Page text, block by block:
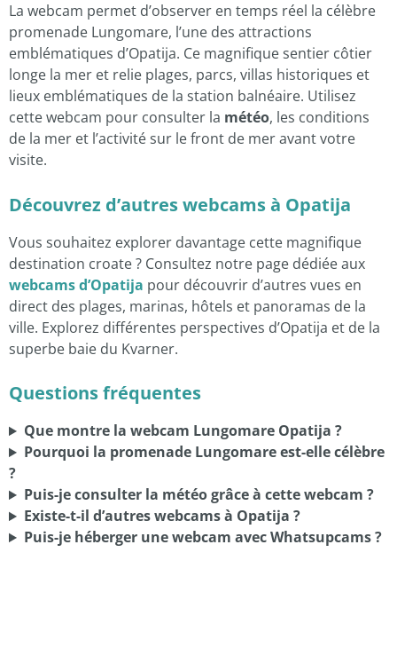
La webcam permet d’observer en temps réel la célèbre
promenade Lungomare, l’une des attractions
emblématiques d’Opatija. Ce magnifique sentier côtier
longe la mer et relie plages, parcs, villas historiques et
lieux emblématiques de la station balnéaire. Utilisez
cette webcam pour consulter la météo, les conditions
de la mer et l’activité sur le front de mer avant votre
visite.
Découvrez d’autres webcams à Opatija
Vous souhaitez explorer davantage cette magnifique
destination croate ? Consultez notre page dédiée aux
webcams d’Opatija pour découvrir d’autres vues en
direct des plages, marinas, hôtels et panoramas de la
ville. Explorez différentes perspectives d’Opatija et de la
superbe baie du Kvarner.
Questions fréquentes
Que montre la webcam Lungomare Opatija ?
Pourquoi la promenade Lungomare est-elle célèbre
?
Puis-je consulter la météo grâce à cette webcam ?
Existe-t-il d’autres webcams à Opatija ?
Puis-je héberger une webcam avec Whatsupcams ?